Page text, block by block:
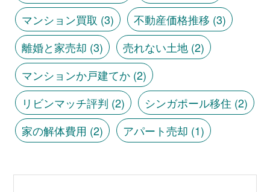
マンション買取 (3) 不動産価格推移 (3)
離婚と家売却 (3) 売れない土地(2)
マンションか戸建てか(2)
リビンマッチ評判 (2) シンガポール移住 (2)
家の解体費用 (2) アパート売却 (1)